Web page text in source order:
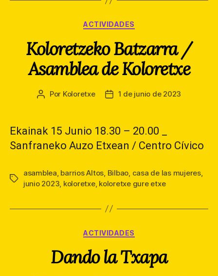
Categorías
ACTIVIDADES
Koloretzeko Batzarra /
Asamblea de Koloretxe
Autor
entrada
Por Koloretxe
Fecha
entrada
1 de junio de 2023
Ekainak 15 Junio 18.30 – 20.00 _
Sanfraneko Auzo Etxean / Centro Cívico
Etiquetas
asamblea barrios Altos Bilbao casa de las mujeres,
junio 2023 koloretxe, koloretxe gure etxe
Categorías
ACTIVIDADES
Dando la Txapa